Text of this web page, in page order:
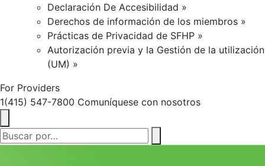
Declaración De Accesibilidad »
Derechos de información de los miembros »
Prácticas de Privacidad de SFHP »
Autorización previa y la Gestión de la utilización
(UM) »
For Providers
1(415) 547-7800 Comuníquese con nosotros